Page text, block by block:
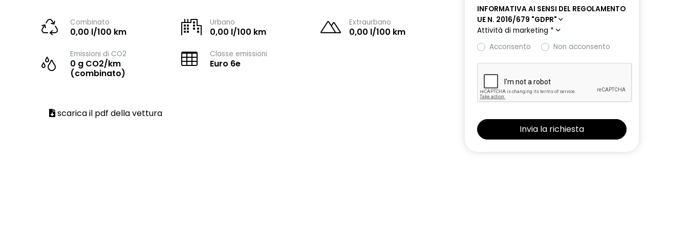
Combinato
0,00 l/100 km
Urbano
0,00 l/100 km
Extraurbano
0,00 l/100 km
Emissioni di CO2
0 g CO2/km
(combinato)
Classe emissioni
Euro 6e
scarica il pdf della vettura
INFORMATIVA AI SENSI DEL REGOLAMENTO
UE N. 2016/679 "GDPR"
Attività di marketing *
Acconsento
Non acconsento